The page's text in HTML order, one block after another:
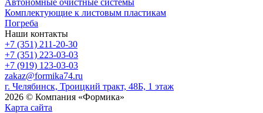
Комплектующие к листовым пластикам
Погреба
Наши контакты
+7 (351) 211-20-30
+7 (351) 223-03-03
+7 (919) 123-03-03
zakaz@formika74.ru
г. Челябинск, Троицкий тракт, 48Б, 1 этаж
2026 © Компания «Формика»
Карта сайта